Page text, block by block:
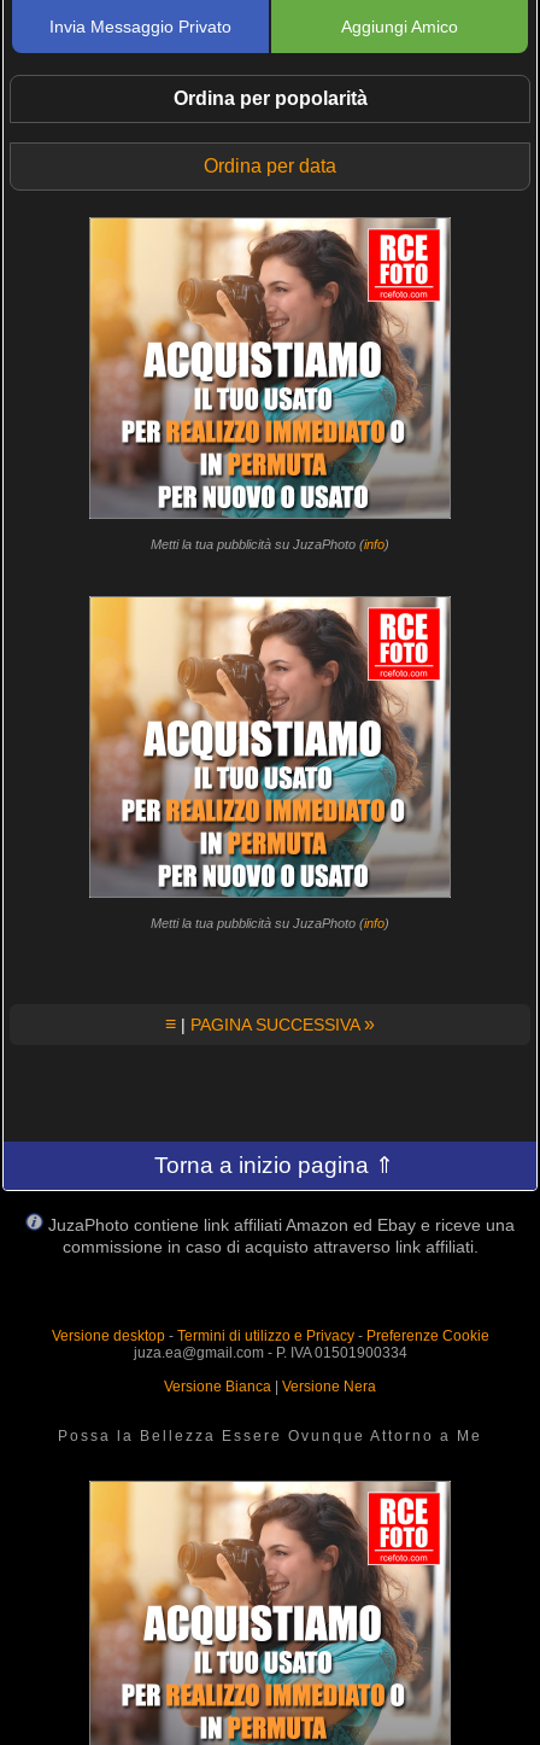
Invia Messaggio Privato Aggiungi Amico
Ordina per popolarità
Ordina per data
Metti la tua pubblicità su JuzaPhoto (info)
Metti la tua pubblicità su JuzaPhoto (info)
≡ | PAGINA SUCCESSIVA»
Torna a inizio pagina ⇑
JuzaPhoto contiene link affiliati Amazon ed Ebay e riceve una
commissione in caso di acquisto attraverso link affiliati.
Versione desktop- Termini di utilizzo e Privacy- Preferenze Cookie
juza.ea@gmail.com - P. IVA 01501900334
Versione Bianca
Versione Nera
Possa la Bellezza Essere Ovunque Attorno a Me